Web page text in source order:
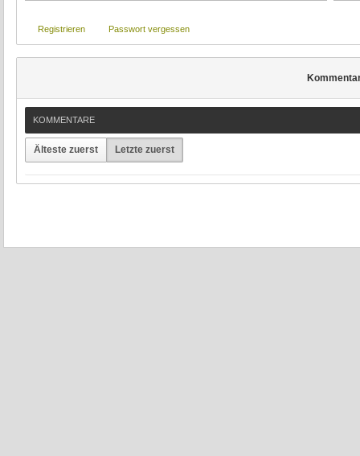
Registrieren Passwort vergessen
KOMMENTARE
Älteste zuerst Letzte zuerst